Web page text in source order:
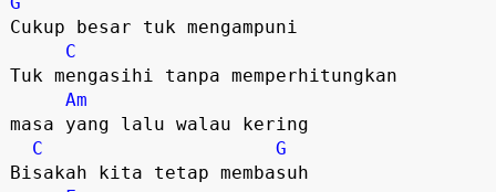
Cukup besar tuk mengampuni
C
Tuk mengasihi tanpa memperhitungkan
Am
masa yang lalu walau kering
C
G
Bisakah kita tetap membasuh